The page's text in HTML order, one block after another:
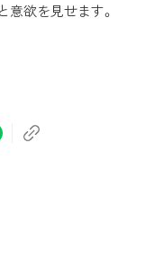
意欲を見せます。